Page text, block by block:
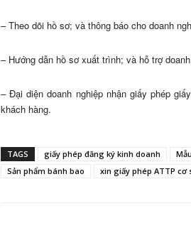
– Theo dõi hồ sơ; và thông báo cho doanh
– Hướng dẫn hồ sơ xuất trình; và hỗ trợ
– Đại diện doanh nghiệp nhận giấy phép
khách hàng.
TAGS giấy phép đăng ký kinh doanh
Sản phẩm bánh bao
xin giấy phép ATTP cơ